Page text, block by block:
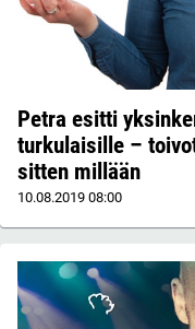
Petra esitti
turkulaisille –
sitten millään
10.08.2019 08:00